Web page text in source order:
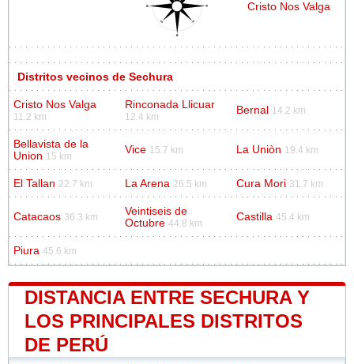
Cristo Nos Valga
Distritos vecinos de Sechura
Cristo Nos Valga
11.2 km
Rinconada Llicuar
12.4 km
Bernal 14.2 km
Bellavista de la
Union 15 km
Vice 15.7 km La Uniòn 19.4 km
El Tallan 22.7 km La Arena 26.5 km Cura Mori 31.7 km
Catacaos 36.3 km
Veintiseis de
Octubre 44.8 km
Castilla 45.4 km
Piura 45.6 km
DISTANCIA ENTRE SECHURA Y
LOS PRINCIPALES DISTRITOS
DE PERÚ